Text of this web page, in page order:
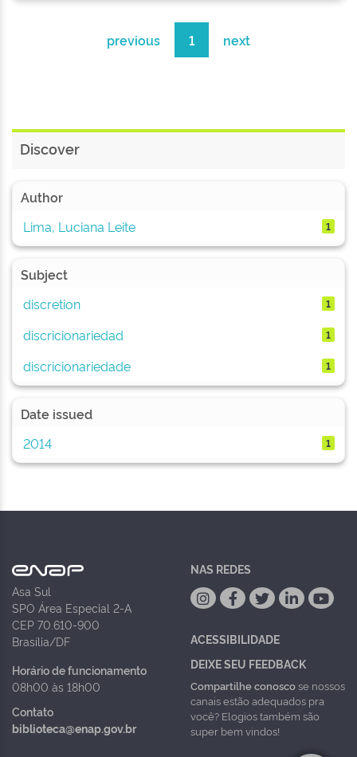
previous 1 next
Discover
Author
Lima, Luciana Leite
1
Subject
discretion
1
discricionariedad 1
discricionariedade 1
Date issued
2014
1
Asa Sul
SPO Área Especial 2-A
CEP 70.610-900
Brasília/DF
Horário de funcionamento
08h00 às 18h00
Contato
biblioteca@enap.gov.br
NAS REDES
ACESSIBILIDADE
DEIXE SEU FEEDBACK
Compartilhe conoscose nossos
canais estão adequados pra
você? Elogios também são
super bem vindos!